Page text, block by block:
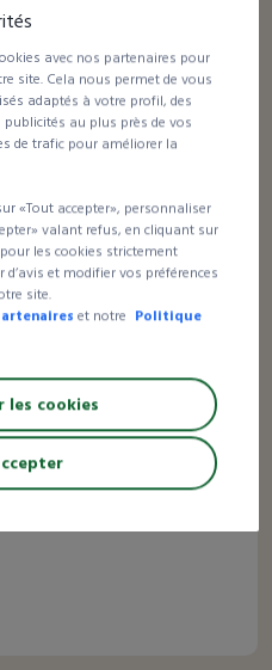
papier
avec nos partenaires pour
site. Cela nous permet de vous
adaptés à votre profil, des
au plus près de vos
de trafic pour améliorer la
«Tout accepter», personnaliser
valant refus, en cliquant sur
les cookies strictement
et modifier vos préférences
site.
et notre Politique
les cookies